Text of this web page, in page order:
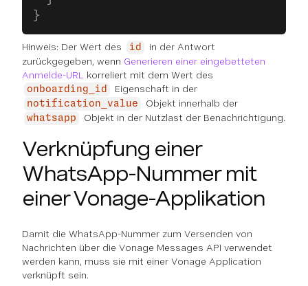
}
Hinweis: Der Wert des id
in der Antwort
zurückgegeben, wenn Generieren einer eingebetteten
Anmelde-URL korreliert mit dem Wert des
onboarding_id Eigenschaft in der
notification_value Objekt innerhalb der
whatsapp Objekt in der Nutzlast der Benachrichtigung.
Verknüpfung einer
WhatsApp-Nummer mit
einer Vonage-Applikation
Damit die WhatsApp-Nummer zum Versenden von
Nachrichten über die Vonage Messages API verwendet
werden kann, muss sie mit einer Vonage Application
verknüpft sein.